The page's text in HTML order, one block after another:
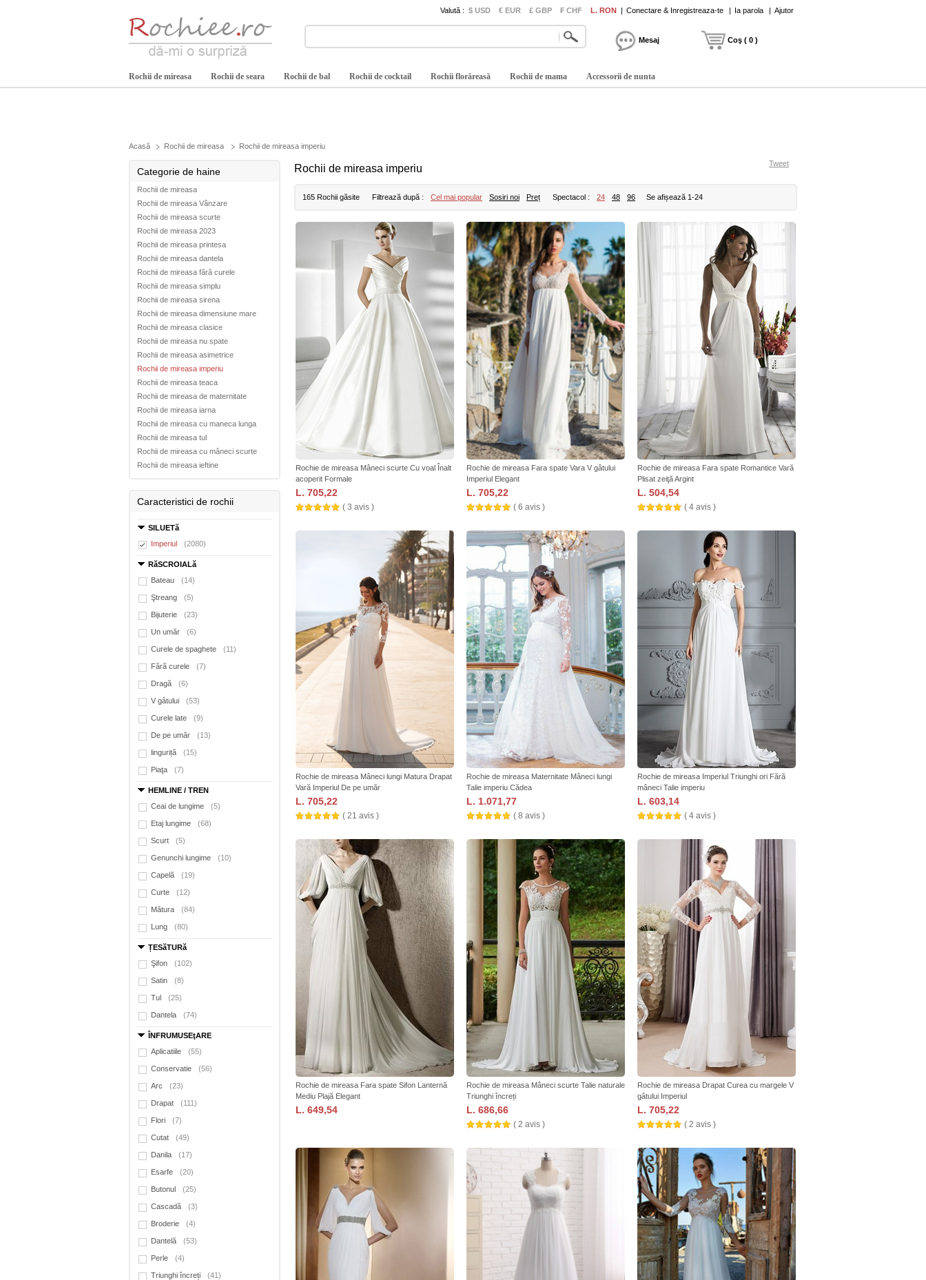
Valută : $ USD € EUR £ GBP ₣ CHF L. RON | Conectare & Inregistreaza-te | Ia parola | Ajutor
Mesaj Coş ( 0 )
Rochii de mireasa Rochii de seara Rochii de bal Rochii de cocktail Rochii florăreasă Rochii de mama Accessorii de nunta
Acasă Rochii de mireasa Rochii de mireasa imperiu
Categorie de haine
Rochii de mireasa
Rochii de mireasa Vânzare
Rochii de mireasa scurte
Rochii de mireasa 2023
Rochii de mireasa printesa
Rochii de mireasa dantela
Rochii de mireasa fără curele
Rochii de mireasa simplu
Rochii de mireasa sirena
Rochii de mireasa dimensiune mare
Rochii de mireasa clasice
Rochii de mireasa nu spate
Rochii de mireasa asimetrice
Rochii de mireasa imperiu
Rochii de mireasa teaca
Rochii de mireasa de maternitate
Rochii de mireasa iarna
Rochii de mireasa cu maneca lunga
Rochii de mireasa tul
Rochii de mireasa cu mâneci scurte
Rochii de mireasa ieftine
Caracteristici de rochii
SILUETă
Imperiul
(2080)
RăSCROIALă
Bateau
(14)
Ştreang (5)
Bijuterie (23)
Un umăr (6)
Curele de spaghete (11)
Fără curele (7)
Dragă (6)
V gâtului (53)
Curele late (9)
De pe umăr (13)
linguriță (15)
Piaţa (7)
HEMLINE / TREN
Ceai de lungime
(5)
Etaj lungime (68)
Scurt (5)
Genunchi lungime (10)
Capelă (19)
Curte (12)
Mătura (84)
Lung (80)
ȚESăTURă
Şifon
(102)
Satin (8)
Tul (25)
Dantela (74)
ÎNFRUMUSEţARE
Aplicatiile
(55)
Conservatie (56)
Arc (23)
Drapat (111)
Flori (7)
Cutat (49)
Danila (17)
Esarfe (20)
Butonul (25)
Cascadă (3)
Broderie (4)
Dantelă (53)
Perle (4)
Triunghi încreți (41)
Rochii de mireasa imperiu Tweet
165 Rochii găsite Filtrează după : Cel mai popular Sosiri noi Preț Spectacol : 24 48 96 Se afișează 1-24
Rochie de mireasa Mâneci scurte Cu voal Înalt
acoperit Formale
L. 705,22
( 3 avis )
Rochie de mireasa Fara spate Vara V gâtului
Imperiul Elegant
L. 705,22
( 6 avis )
Rochie de mireasa Fara spate Romantice Vară
Plisat zeiţă Argint
L. 504,54
( 4 avis )
Rochie de mireasa Mâneci lungi Matura Drapat
Vară Imperiul De pe umăr
L. 705,22
( 21 avis )
Rochie de mireasa Maternitate Mâneci lungi
Talie imperiu Cădea
L. 1.071,77
( 8 avis )
Rochie de mireasa Imperiul Triunghi ori Fără
mâneci Talie imperiu
L. 603,14
( 4 avis )
Rochie de mireasa Fara spate Sifon Lanternă
Mediu Plajă Elegant
L. 649,54
Rochie de mireasa Mâneci scurte Talie naturale
Triunghi încreți
L. 686,66
( 2 avis )
Rochie de mireasa Drapat Curea cu margele V
gâtului Imperiul
L. 705,22
( 2 avis )